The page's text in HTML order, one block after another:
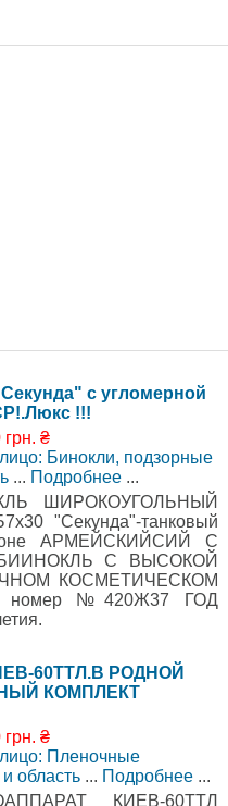
с угломерной
!!!
₴
Бинокли, подзорные
... Подробнее ...
ШИРОКОУГОЛЬНЫЙ
"Секунда"-танковый
АРМЕЙСКИЙСИЙ С
С ВЫСОКОЙ
КОСМЕТИЧЕСКОМ
номер №420Ж37 ГОД
60ТТЛ.В РОДНОЙ
КОМПЛЕКТ
₴
Пленочные
область ... Подробнее ...
КИЕВ-60ТТЛ